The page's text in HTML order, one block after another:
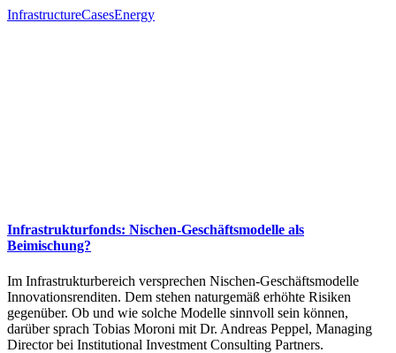
InfrastructureCasesEnergy
Infrastrukturfonds: Nischen-Geschäftsmodelle als
Beimischung?
Im Infrastrukturbereich versprechen Nischen-Geschäftsmodelle
Innovationsrenditen. Dem stehen naturgemäß erhöhte Risiken
gegenüber. Ob und wie solche Modelle sinnvoll sein können,
darüber sprach Tobias Moroni mit Dr. Andreas Peppel, Managing
Director bei Institutional Investment Consulting Partners.